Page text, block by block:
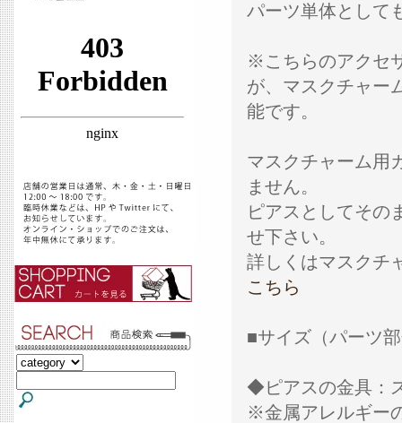
パーツ単体として
※こちらのアクセ
が、マスクチャー
能です。
マスクチャーム用
ません。
ピアスとしてその
せ下さい。
詳しくはマスクチ
こちら
■サイズ（パーツ
◆ピアスの金具：
※金属アレルギー